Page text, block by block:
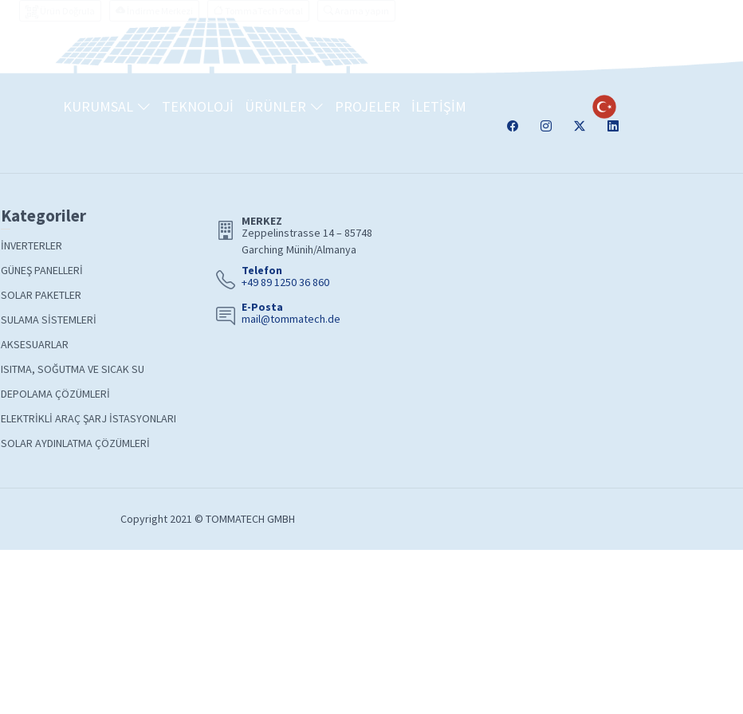
KURUMSAL TEKNOLOJİ ÜRÜNLER PROJELER İLETİŞİM
Kategoriler
İNVERTERLER
GÜNEŞ PANELLERİ
SOLAR PAKETLER
SULAMA SİSTEMLERİ
AKSESUARLAR
ISITMA, SOĞUTMA VE SICAK SU
DEPOLAMA ÇÖZÜMLERİ
ELEKTRİKLİ ARAÇ ŞARJ İSTASYONLARI
SOLAR AYDINLATMA ÇÖZÜMLERİ
MERKEZ
Zeppelinstrasse 14 – 85748
Garching Münih/Almanya
Telefon
+49 89 1250 36 860
E-Posta
mail@tommatech.de
Copyright 2021 © TOMMATECH GMBH